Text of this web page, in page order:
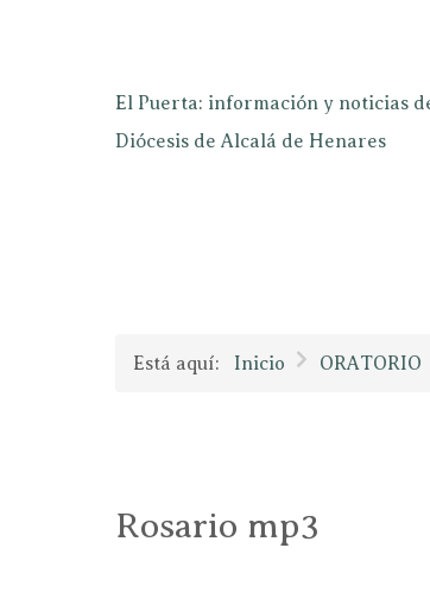
El Puerta: información y noticias
Diócesis de Alcalá de Henares
Está aquí: Inicio ORATORIO
Rosario mp3